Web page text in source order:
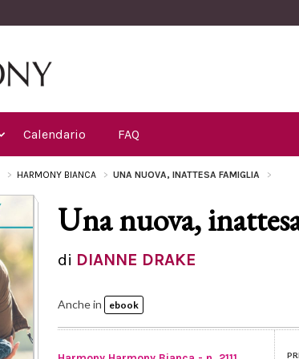
Calendario FAQ
HARMONY BIANCA UNA NUOVA, INATTESA FAMIGLIA
Una nuova,
di DIANNE DRAKE
Anche in ebook